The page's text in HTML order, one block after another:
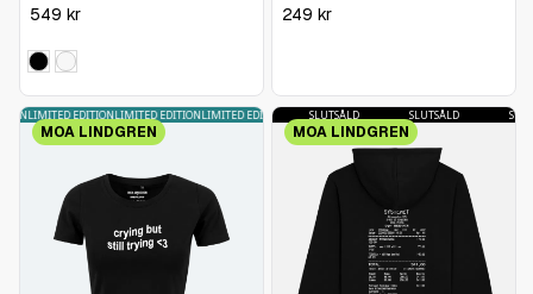
549 kr
249 kr
LIMITED EDITIONLIMITED EDITIONLIMITED EDITION LIMITED EDITION
MOA LINDGREN
SLUTSÅLD SLUTSÅLD SLUTSÅLD SLUTSÅLD
MOA LINDGREN